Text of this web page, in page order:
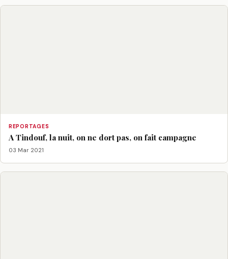
REPORTAGES
A Tindouf, la nuit, on ne dort pas, on fait campagne
03 Mar 2021